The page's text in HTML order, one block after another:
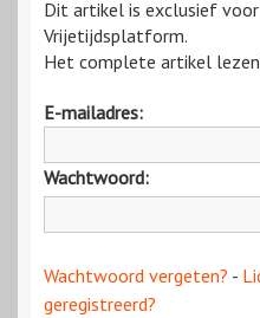
Dit artikel is exclusief
Vrijetijdsplatform.
Het complete artikel
E-mailadres:
Wachtwoord:
Wachtwoord vergeten? -
geregistreerd?